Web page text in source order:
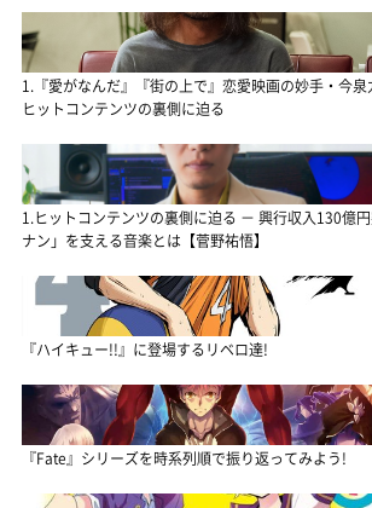
1.『愛がなんだ』『街の上で』恋愛映画の妙手・今
ヒットコンテンツの裏側に迫る
1.ヒットコンテンツの裏側に迫る － 興行収入130億
ナン」を支える音楽とは【菅野祐悟】
『ハイキュー!!』に登場するリベロ達!
『Fate』シリーズを時系列順で振り返ってみよう!